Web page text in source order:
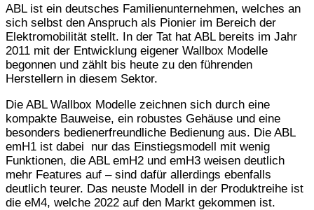
ABL ist ein deutsches Familienunternehmen, welches an
sich selbst den Anspruch als Pionier im Bereich der
Elektromobilität stellt. In der Tat hat ABL bereits im Jahr
2011 mit der Entwicklung eigener Wallbox Modelle
begonnen und zählt bis heute zu den führenden
Herstellern in diesem Sektor.
Die ABL Wallbox Modelle zeichnen sich durch eine
kompakte Bauweise, ein robustes Gehäuse und eine
besonders bedienerfreundliche Bedienung aus. Die ABL
emH1 ist dabei nur das Einstiegsmodell mit wenig
Funktionen, die ABL emH2 und emH3 weisen deutlich
mehr Features auf – sind dafür allerdings ebenfalls
deutlich teurer. Das neuste Modell in der Produktreihe ist
die eM4, welche 2022 auf den Markt gekommen ist.